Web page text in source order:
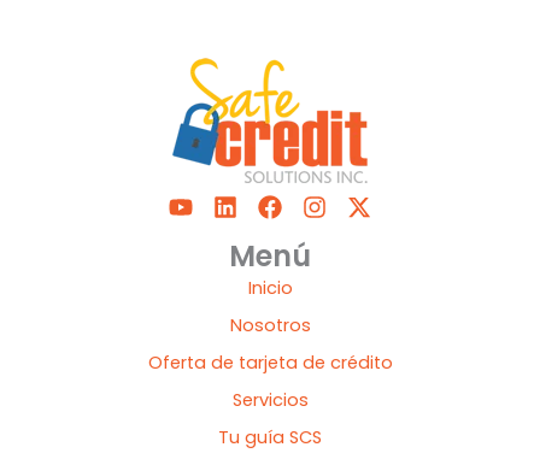
Y
o
L
i
n
k
d
n
F
a
c
e
b
o
k
I
n
a
X
-
e
Menú
Inicio
Nosotros
Oferta de tarjeta de crédito
Servicios
Tu guía SCS